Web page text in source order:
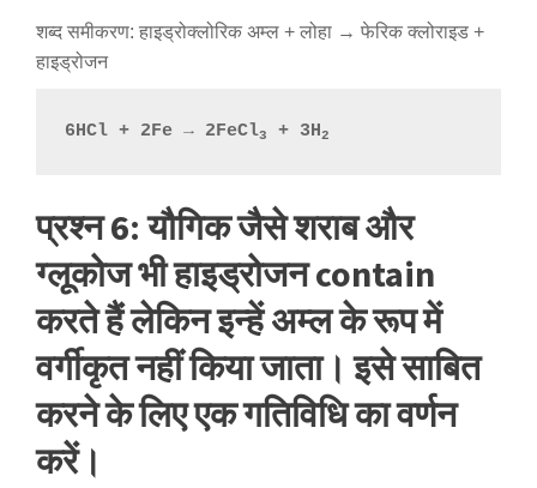
शब्द समीकरण: हाइड्रोक्लोरिक अम्ल + लोहा → फेरिक क्लोराइड +
हाइड्रोजन
6HCl + 2Fe → 2FeCl3 + 3H2
प्रश्न 6: यौगिक जैसे शराब और
ग्लूकोज भी हाइड्रोजन contain
करते हैं लेकिन इन्हें अम्ल के रूप में
वर्गीकृत नहीं किया जाता। इसे साबित
करने के लिए एक गतिविधि का वर्णन
करें।